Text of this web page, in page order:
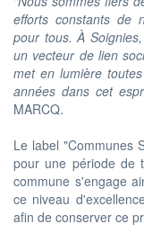
efforts constants de
pour tous. À
un vecteur de lien
met en lumière
années dans cet
MARCQ.
Le label "Communes
pour une période de
commune s'engage
ce niveau
afin de conserver ce